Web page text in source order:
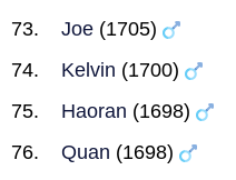
Joe (1705)
Kelvin (1700)
Haoran (1698)
Quan (1698)